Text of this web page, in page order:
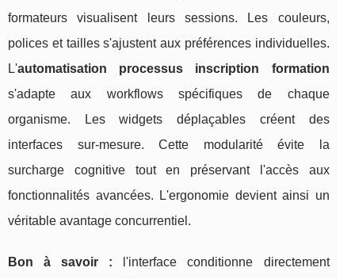
formateurs visualisent leurs sessions. Les couleurs,
polices et tailles s'ajustent aux préférences individuelles.
L'automatisation processus inscription formation
s'adapte aux workflows spécifiques de chaque
organisme. Les widgets déplaçables créent des
interfaces sur-mesure. Cette modularité évite la
surcharge cognitive tout en préservant l'accès aux
fonctionnalités avancées. L'ergonomie devient ainsi un
véritable avantage concurrentiel.
Bon à savoir : l'interface conditionne directement